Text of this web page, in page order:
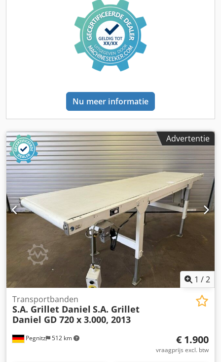
Nu meer informatie
Advertentie
1 /2
Pegnitz 512 km
Transportbanden
S.A. Grillet Daniel S.A. Grillet
Daniel GD 720 x 3.000, 2013
€ 1.900
vraagprijs excl. btw